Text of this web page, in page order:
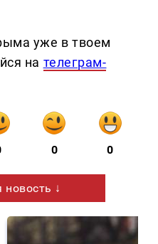
уже в твоем
на телеграм-
0 0
↓